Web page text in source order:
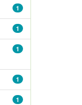
1
1
1
1
1